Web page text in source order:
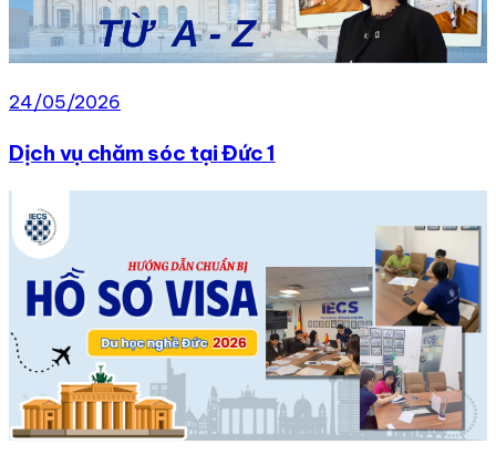
24/05/2026
Dịch vụ chăm sóc tại Đức 1